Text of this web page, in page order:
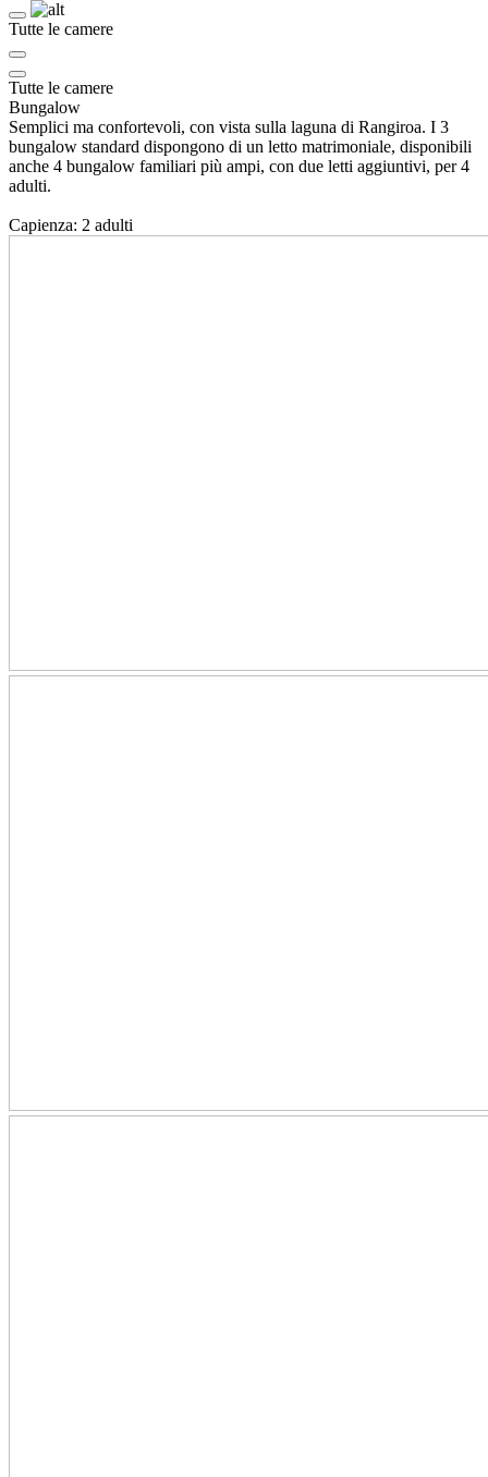
Tutte le camere
Tutte le camere
Bungalow
Semplici ma confortevoli, con vista sulla laguna di Rangiroa. I 3
bungalow standard dispongono di un letto matrimoniale, disponibili
anche 4 bungalow familiari più ampi, con due letti aggiuntivi, per 4
adulti.
Capienza: 2 adulti